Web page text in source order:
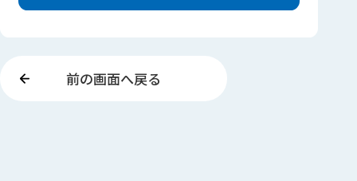
前の画面へ戻る